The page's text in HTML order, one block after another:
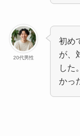
20代男性
初め
が、
した
かっ